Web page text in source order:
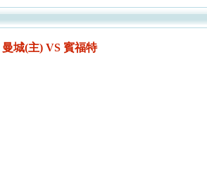
曼城(主) VS 賓福特